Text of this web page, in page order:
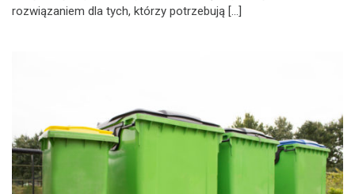
rozwiązaniem dla tych, którzy potrzebują […]